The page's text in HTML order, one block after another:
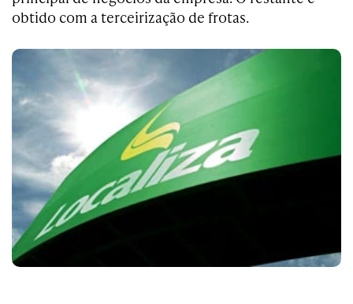
obtido com a terceirização de frotas.